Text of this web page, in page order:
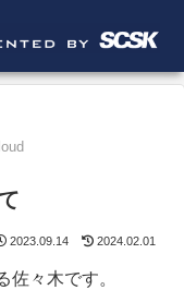
2023.09.14 2024.02.01
佐々木です。